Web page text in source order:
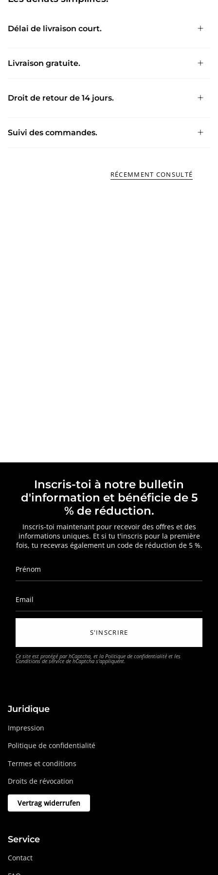
Délai de livraison court.
Livraison gratuite.
Droit de retour de 14 jours.
Suivi des commandes.
RÉCEMMENT CONSULTÉ
Inscris-toi à notre bulletin
d'information et bénéficie de 5
% de réduction.
Inscris-toi maintenant pour recevoir des offres et des
informations uniques. Et si tu t'inscris pour la première
fois, tu recevras également un code de réduction de 5 %.
S'INSCRIRE
Ce site est protégé par hCaptcha, et la Politique de confidentialité et les
Conditions de service de hCaptcha s’appliquent.
Juridique
Impression
Politique de confidentialité
Termes et conditions
Droits de révocation
Vertrag widerrufen
Service
Contact